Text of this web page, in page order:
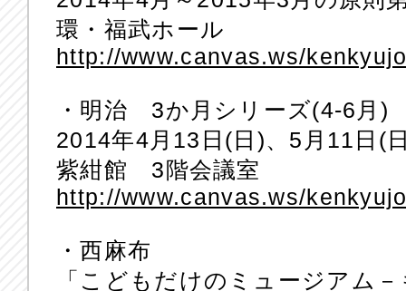
環・福武ホール
http://www.canvas.ws/
・明治 3か月シリーズ(4-6月)
2014年4月13日(日)、5月11日
紫紺館 3階会議室
http://www.canvas.ws/
・西麻布
「こどもだけのミュージアム